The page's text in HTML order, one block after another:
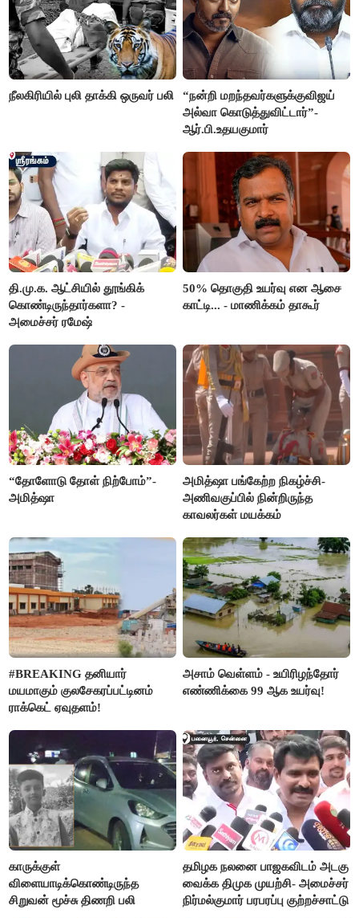
நீலகிரியில் புலி தாக்கி ஒருவர் பலி
“நன்றி மறந்தவர்களுக்குவிஜய்
அல்வா கொடுத்துவிட்டார்”-
ஆர்.பி.உதயகுமார்
தி.மு.க. ஆட்சியில் தூங்கிக்
கொண்டிருந்தார்களா? -
அமைச்சர் ரமேஷ்
50% தொகுதி உயர்வு என ஆசை
காட்டி... - மாணிக்கம் தாகூர்
“தோளோடு தோள் நிற்போம்”-
அமித்ஷா
அமித்ஷா பங்கேற்ற நிகழ்ச்சி-
அணிவகுப்பில் நின்றிருந்த
காவலர்கள் மயக்கம்
#BREAKING தனியார்
மயமாகும் குலசேகரப்பட்டினம்
ராக்கெட் ஏவுதளம்!
அசாம் வெள்ளம் - உயிரிழந்தோர்
எண்ணிக்கை 99 ஆக உயர்வு!
காருக்குள்
விளையாடிக்கொண்டிருந்த
சிறுவன் மூச்சு திணறி பலி
தமிழக நலனை பாஜகவிடம் அடகு
வைக்க திமுக முயற்சி- அமைச்சர்
நிர்மல்குமார் பரபரப்பு குற்றச்சாட்டு